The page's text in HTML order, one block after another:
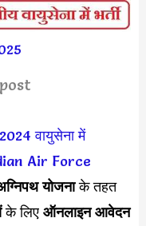
वायुसेना में
Air Force
योजनाके तहत
के लिए ऑनलाइन आवेदन